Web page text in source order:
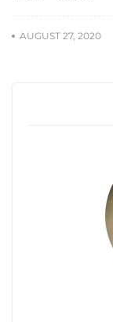
AUGUST 27, 2020